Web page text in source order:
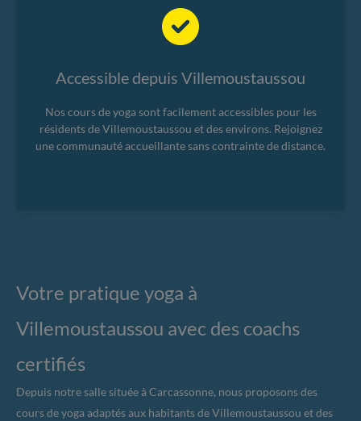
Accessible depuis Villemoustaussou
Nos cours de yoga sont facilement accessibles pour les
résidents de Villemoustaussou et des environs. Rejoignez
une communauté accueillante sans contrainte de distance.
Votre pratique yoga à
Villemoustaussou avec des coachs
certifiés
Depuis notre salle située à Carcassonne, nous proposons des
cours de yoga adaptés aux habitants de Villemoustaussou et des